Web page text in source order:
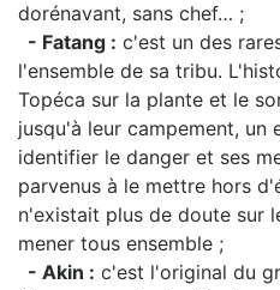
dorénavant, sans chef… ;
- Fatang : c'est un des
l'ensemble de sa tribu.
Topéca sur la plante et le
jusqu'à leur campement, un
identifier le danger et ses
parvenus à le mettre hors
n'existait plus de doute sur
mener tous ensemble ;
- Akin : c'est l'original du